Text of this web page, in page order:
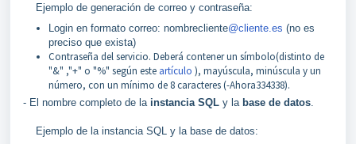
Ejemplo de generación de correo y contraseña:
Login en formato correo: nombrecliente@cliente.es (no es
preciso que exista)
Contraseña del servicio. Deberá contener un símbolo(distinto de
"&" ,"+" o "%" según este artículo ), mayúscula, minúscula y un
número, con un mínimo de 8 caracteres (-Ahora334338).
- El nombre completo de la instancia SQL y la base de datos
Ejemplo de la instancia SQL y la base de datos: